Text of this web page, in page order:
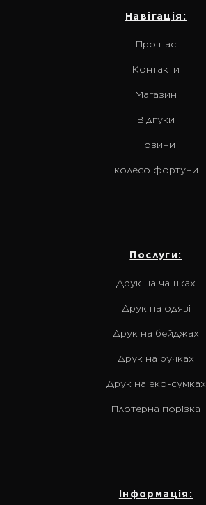
Навігація:
Про нас
Контакти
Магазин
Відгуки
Новини
колесо фортуни
Послуги:
Друк на чашках
Друк на одязі
Друк на бейджах
Друк на ручках
Друк на еко-сумках
Плотерна порізка
Інформація: